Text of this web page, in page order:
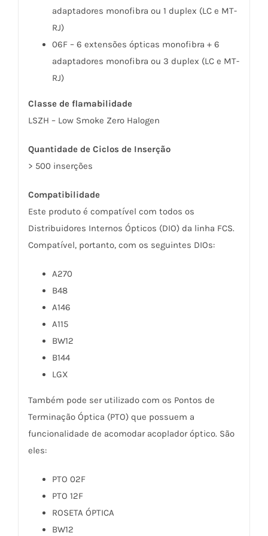
adaptadores monofibra ou 1 duplex (LC e MT-
RJ)
06F – 6 extensões ópticas monofibra + 6
adaptadores monofibra ou 3 duplex (LC e MT-
RJ)
Classe de flamabilidade
LSZH – Low Smoke Zero Halogen
Quantidade de Ciclos de Inserção
> 500 inserções
Compatibilidade
Este produto é compatível com todos os
Distribuidores Internos Ópticos (DIO) da linha FCS.
Compatível, portanto, com os seguintes DIOs:
A270
B48
A146
A115
BW12
B144
LGX
Também pode ser utilizado com os Pontos de
Terminação Óptica (PTO) que possuem a
funcionalidade de acomodar acoplador óptico. São
eles:
PTO 02F
PTO 12F
ROSETA ÓPTICA
BW12